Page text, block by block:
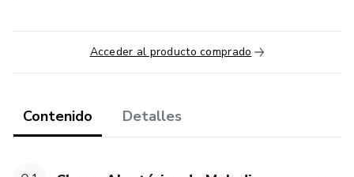
Acceder al producto comprado
Contenido Detalles